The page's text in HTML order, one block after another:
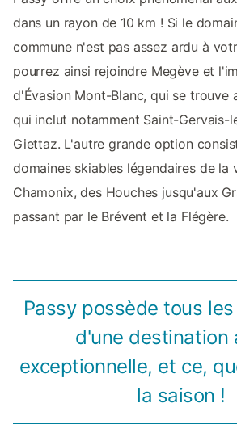
dans un rayon de 10 km ! Si le
commune n'est pas assez ardu à
pourrez ainsi rejoindre Megève et
d'Évasion Mont-Blanc, qui se trouve
qui inclut notamment Saint-Gervais-
Giettaz. L'autre grande option
domaines skiables légendaires de la
Chamonix, des Houches jusqu'aux
passant par le Brévent et la Flégère.
Passy possède tous
d'une destination
exceptionnelle, et ce,
la saison !